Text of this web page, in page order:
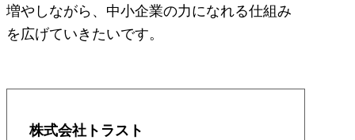
増やしながら、中小企業の力になれる仕組み
を広げていきたいです。
株式会社トラスト